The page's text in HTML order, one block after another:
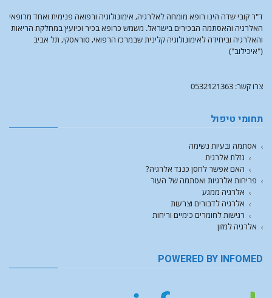
ד"ר קובי שדה הינו רופא מומחה לאלרגיה, אימונולוגיה ורפואה פנימית ואחד מרופאי
האלרגיה והאסתמה הבכירים בישראל. משמש כרופא בכיר וכיועץ במחלקת הריאות
והאלרגיה וביחידה לאימונולוגיה קלינית שבמרכז הרפואי, סוראסקי, תל אביב
("איכילוב")
צרו קשר: 0532121363
תחומי טיפול
אסתמה ובעיות נשימה
נזלת אלרגית
האם אפשר לחסן כנגד אלרגיה?
פריחות אלרגיות ואסתמה של העור
אלרגיה ממגע
אלרגיה לדבורים וצרעות
רגישות לחומרים כימיים וריחות
אלרגיה למזון
POWERED BY INFOMED